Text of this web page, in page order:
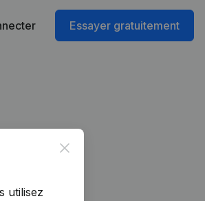
Essayer gratuitement
Close
utilisez